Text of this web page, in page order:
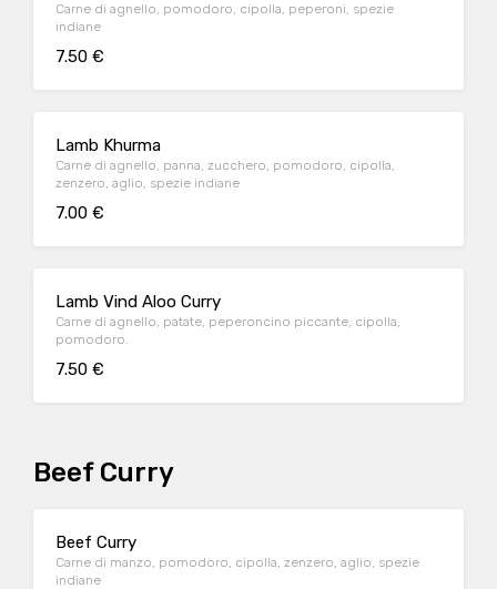
Carne di agnello, pomodoro, cipolla, peperoni, spezie
indiane
7.50 €
Lamb Khurma
Carne di agnello, panna, zucchero, pomodoro, cipolla,
zenzero, aglio, spezie indiane
7.00 €
Lamb Vind Aloo Curry
Carne di agnello, patate, peperoncino piccante, cipolla,
pomodoro.
7.50 €
Beef Curry
Beef Curry
Carne di manzo, pomodoro, cipolla, zenzero, aglio, spezie
indiane